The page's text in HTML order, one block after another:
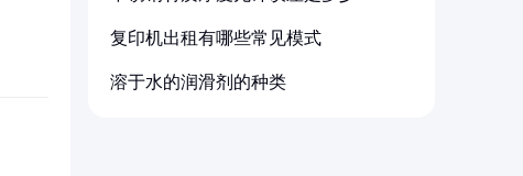
复印机出租有哪些常见模式
溶于水的润滑剂的种类